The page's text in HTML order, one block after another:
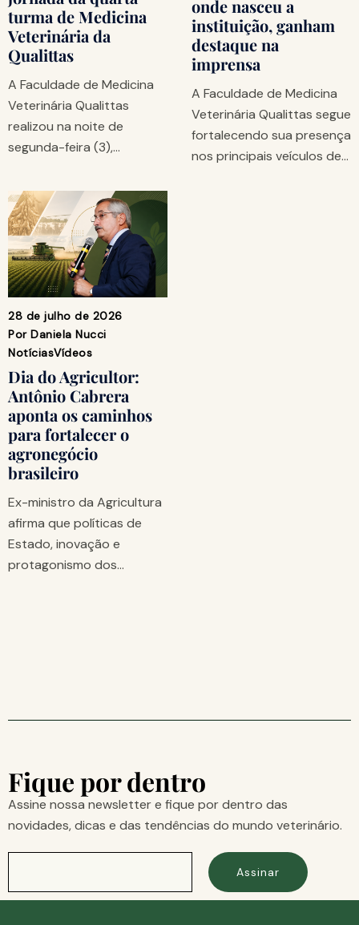
turma de Medicina
Veterinária da
Qualittas
A Faculdade de Medicina
Veterinária Qualittas
realizou na noite de
segunda-feira (3),…
onde nasceu a
instituição, ganham
destaque na
imprensa
A Faculdade de Medicina
Veterinária Qualittas segue
fortalecendo sua presença
nos principais veículos de…
28 de julho de 2026
Por Daniela Nucci
NotíciasVídeos
Dia do Agricultor:
Antônio Cabrera
aponta os caminhos
para fortalecer o
agronegócio
brasileiro
Ex-ministro da Agricultura
afirma que políticas de
Estado, inovação e
protagonismo dos…
Fique por dentro
Assine nossa newsletter e fique por dentro das
novidades, dicas e das tendências do mundo veterinário.
Assinar